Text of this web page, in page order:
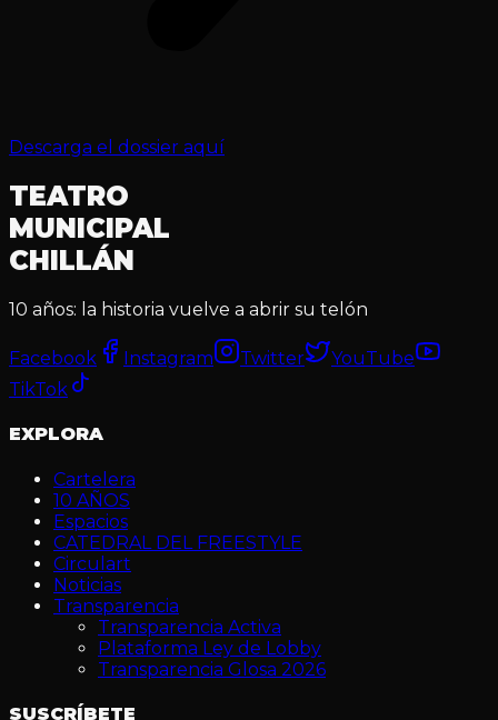
Descarga el dossier aquí
TEATRO
MUNICIPAL
CHILLÁN
10 años: la historia vuelve a abrir su telón
Facebook Instagram Twitter
YouTube
TikTok
EXPLORA
Cartelera
10 AÑOS
Espacios
CATEDRAL DEL FREESTYLE
Circulart
Noticias
Transparencia
Transparencia Activa
Plataforma Ley de Lobby
Transparencia Glosa 2026
SUSCRÍBETE